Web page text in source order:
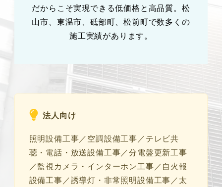
だからこそ実現できる低価格と高品質。松
山市、東温市、砥部町、松前町で数多くの
施工実績があります。
法人向け
照明設備工事／空調設備工事／テレビ共
聴・電話・放送設備工事／分電盤更新工事
／監視カメラ・インターホン工事／自火報
設備工事／誘導灯・非常照明設備工事／太